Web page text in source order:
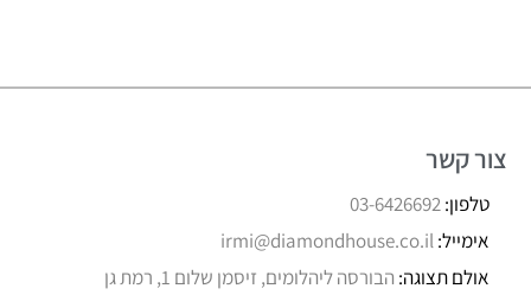
צור קשר
טלפון:03-6426692
אימייל:irmi@diamondhouse.co.il
אולם תצוגה: הבורסה ליהלומים, זיסמן שלום 1, רמת גן